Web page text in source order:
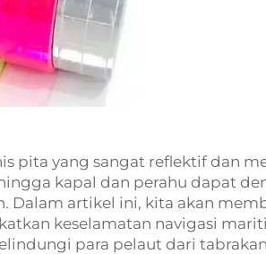
pita yang sangat reflektif dan
kapal dan perahu dapat
Dalam artikel ini, kita akan
keselamatan navigasi
para pelaut dari